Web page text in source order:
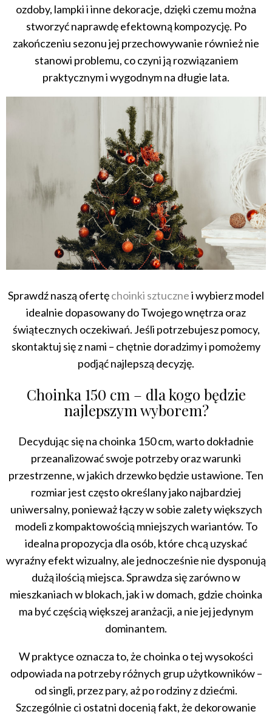
ozdoby, lampki i inne dekoracje, dzięki czemu można
stworzyć naprawdę efektowną kompozycję. Po
zakończeniu sezonu jej przechowywanie również nie
stanowi problemu, co czyni ją rozwiązaniem
praktycznym i wygodnym na długie lata.
Sprawdź naszą ofertęchoinki sztucznei wybierz model
idealnie dopasowany do Twojego wnętrza oraz
świątecznych oczekiwań. Jeśli potrzebujesz pomocy,
skontaktuj się z nami – chętnie doradzimy i pomożemy
podjąć najlepszą decyzję.
Choinka 150 cm – dla kogo będzie
najlepszym wyborem?
Decydując się na choinka 150 cm, warto dokładnie
przeanalizować swoje potrzeby oraz warunki
przestrzenne, w jakich drzewko będzie ustawione. Ten
rozmiar jest często określany jako najbardziej
uniwersalny, ponieważ łączy w sobie zalety większych
modeli z kompaktowością mniejszych wariantów. To
idealna propozycja dla osób, które chcą uzyskać
wyraźny efekt wizualny, ale jednocześnie nie dysponują
dużą ilością miejsca. Sprawdza się zarówno w
mieszkaniach w blokach, jak i w domach, gdzie choinka
ma być częścią większej aranżacji, a nie jej jedynym
dominantem.
W praktyce oznacza to, że choinka o tej wysokości
odpowiada na potrzeby różnych grup użytkowników –
od singli, przez pary, aż po rodziny z dziećmi.
Szczególnie ci ostatni docenią fakt, że dekorowanie